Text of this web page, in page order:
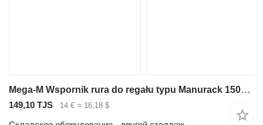
Mega-M Wspornik rura do regału typu Manurack 150×6 cm nowy
149,10 TJS 14 € ≈ 16,18 $